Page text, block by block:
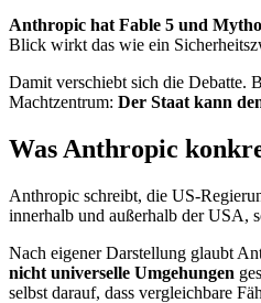
Anthropic hat Fable 5 und
Blick wirkt das wie ein
Damit verschiebt sich die Debatte.
Machtzentrum: Der Staat kann
Was Anthropic
Anthropic schreibt, die US-
innerhalb und außerhalb der USA,
Nach eigener Darstellung glaubt
nicht universelle Umgehungen
selbst darauf, dass vergleichbare